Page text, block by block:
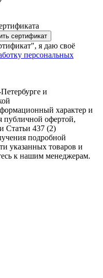
сертификат
я даю своё
персональных
и
характер и
публичной офертой,
Статьи 437 (2)
подробной
указанных товаров и
к нашим менеджерам.